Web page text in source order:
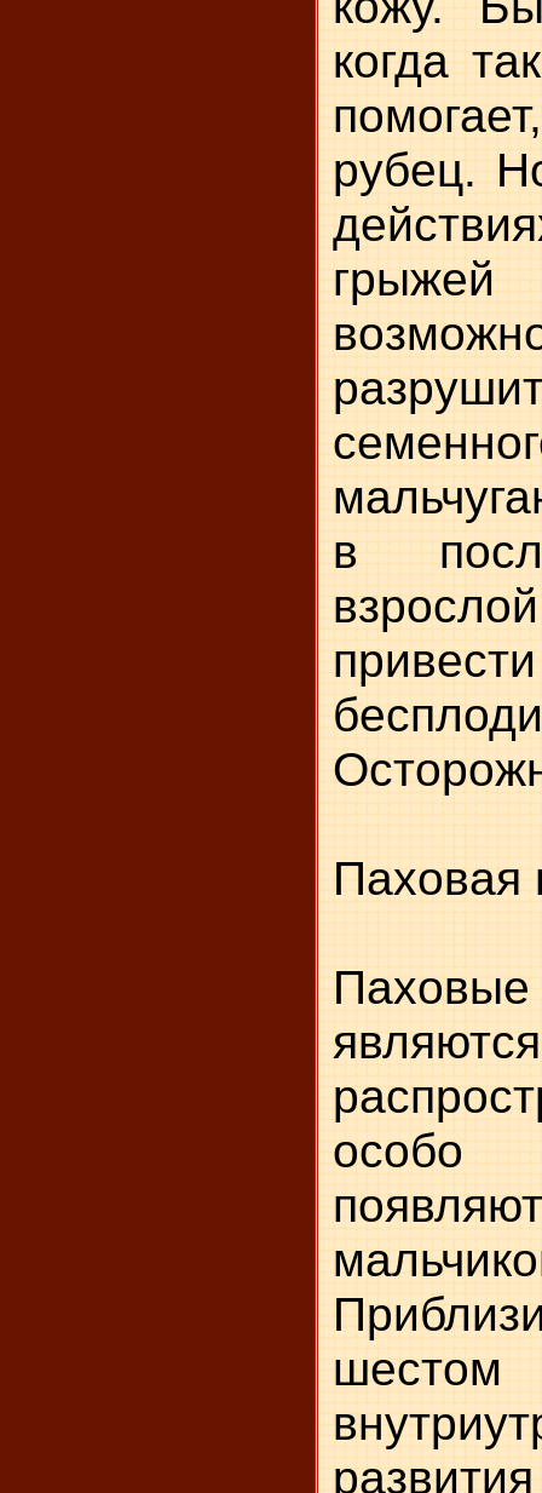
когда
рубец.
в
Паховая
особо